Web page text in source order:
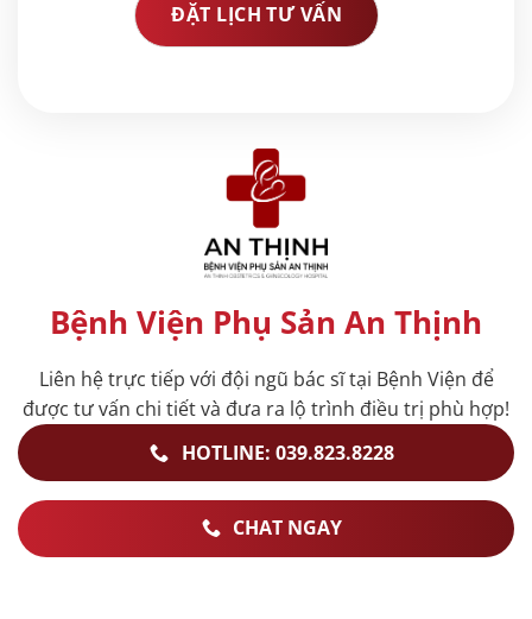
Bệnh Viện Phụ Sản An Thịnh
Liên hệ trực tiếp với đội ngũ bác sĩ tại Bệnh Viện để
được tư vấn chi tiết và đưa ra lộ trình điều trị phù hợp!
HOTLINE: 039.823.8228
CHAT NGAY